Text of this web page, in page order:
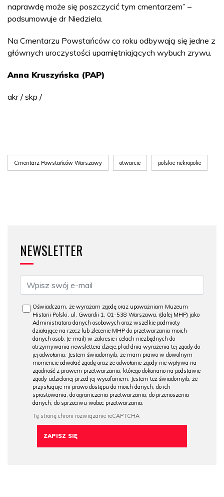
naprawdę może się poszczycić tym cmentarzem” –
podsumowuje dr Niedziela.
Na Cmentarzu Powstańców co roku odbywają się jedne z
głównych uroczystości upamiętniających wybuch zrywu.
Anna Kruszyńska (PAP)
akr / skp /
Cmentarz Powstańców Warszawy otwarcie polskie nekropolie
NEWSLETTER
Oświadczam, że wyrażam zgodę oraz upoważniam Muzeum
Historii Polski, ul. Gwardii 1, 01-538 Warszawa, (dalej MHP) jako
Administratora danych osobowych oraz wszelkie podmioty
działające na rzecz lub zlecenie MHP do przetwarzania moich
danych osob. (e-mail) w zakresie i celach niezbędnych do
otrzymywania newslettera dzieje.pl od dnia wyrażenia tej zgody do
jej odwołania. Jestem świadomy/a, że mam prawo w dowolnym
momencie odwołać zgodę oraz że odwołanie zgody nie wpływa na
zgodność z prawem przetwarzania, którego dokonano na podstawie
zgody udzielonej przed jej wycofaniem. Jestem też świadomy/a, że
przysługuje mi prawo dostępu do moich danych, do ich
sprostowania, do ograniczenia przetwarzania, do przenoszenia
danych, do sprzeciwu wobec przetwarzania.